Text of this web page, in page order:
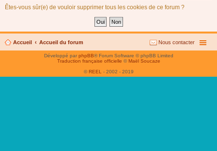
Êtes-vous sûr(e) de vouloir supprimer tous les cookies de ce forum ?
Accueil Accueil du forum Nous contacter
Développé parphpBB® Forum Software © phpBB Limited
Traduction française officielle © Maël Soucaze
© REEL - 2002 - 2019